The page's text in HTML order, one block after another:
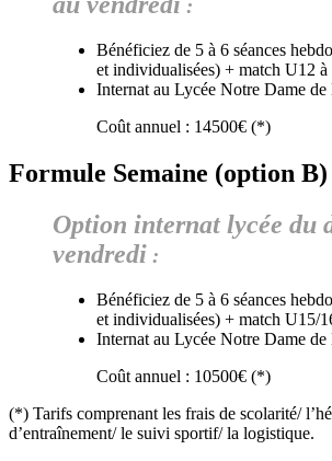
:
Bénéficiez de 5 à 6 séances
et individualisées) + match U12
Internat au Lycée Notre Dame
Coût annuel : 14500€ (*)
Formule Semaine (option B)
Option internat lycée du
vendredi :
Bénéficiez de 5 à 6 séances
et individualisées) + match U15/
Internat au Lycée Notre Dame
Coût annuel : 10500€ (*)
(*) Tarifs comprenant les frais de scolarité/
d’entraînement/ le suivi sportif/ la logistique.